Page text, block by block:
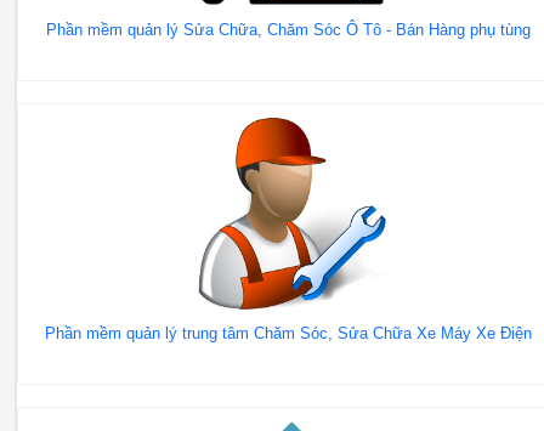
Phần mềm quản lý Sửa Chữa, Chăm Sóc Ô Tô - Bán Hàng phụ tùng
Phần mềm quản lý trung tâm Chăm Sóc, Sửa Chữa Xe Máy Xe Điện